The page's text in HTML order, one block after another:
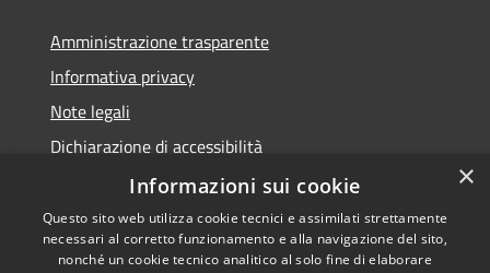
Amministrazione trasparente
Informativa privacy
Note legali
Dichiarazione di accessibilità
Whistleblowing
×
Informazioni sui cookie
Questo sito web utilizza cookie tecnici e assimilati strettamente
necessari al corretto funzionamento e alla navigazione del sito,
nonché un cookie tecnico analitico al solo fine di elaborare